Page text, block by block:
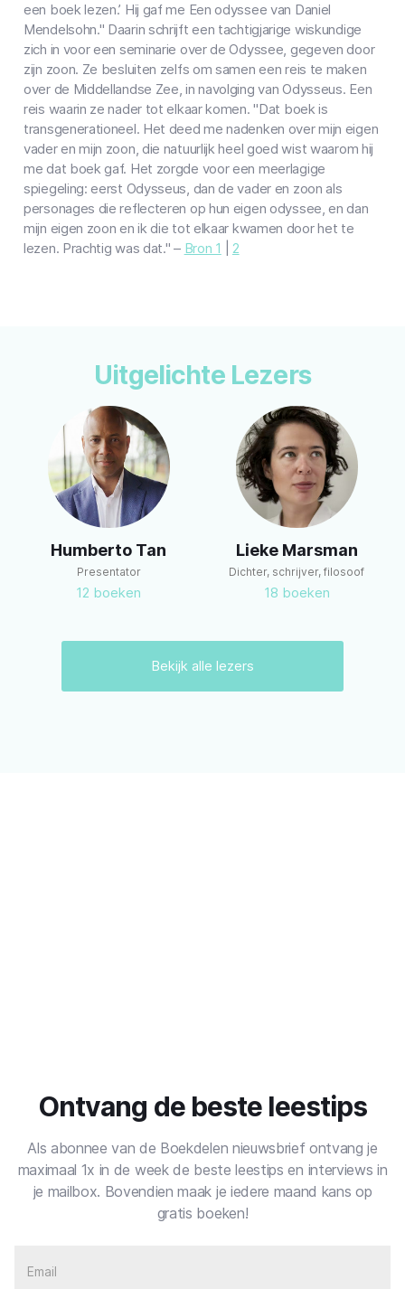
een boek lezen.’ Hij gaf me Een odyssee van Daniel
Mendelsohn." Daarin schrijft een tachtigjarige wiskundige
zich in voor een seminarie over de Odyssee, gegeven door
zijn zoon. Ze besluiten zelfs om samen een reis te maken
over de Middellandse Zee, in navolging van Odysseus. Een
reis waarin ze nader tot elkaar komen. "Dat boek is
transgenerationeel. Het deed me nadenken over mijn eigen
vader en mijn zoon, die natuurlijk heel goed wist waarom hij
me dat boek gaf. Het zorgde voor een meerlagige
spiegeling: eerst Odysseus, dan de vader en zoon als
personages die reflecteren op hun eigen odyssee, en dan
mijn eigen zoon en ik die tot elkaar kwamen door het te
lezen. Prachtig was dat." – Bron 1 2
Uitgelichte Lezers
Humberto Tan
Presentator
12 boeken
Lieke Marsman
Dichter, schrijver, filosoof
18 boeken
Bekijk alle lezers
Ontvang de beste leestips
Als abonnee van de Boekdelen nieuwsbrief ontvang je
maximaal 1x in de week de beste leestips en interviews in
je mailbox. Bovendien maak je iedere maand kans op
gratis boeken!